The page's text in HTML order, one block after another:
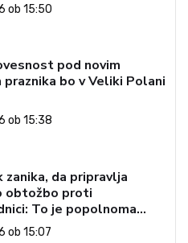
ob 15:50
pod novim
praznika bo v Veliki Polani
ob 15:38
zanika, da pripravlja
obtožbo proti
To je popolnoma
informacija
ob 15:07